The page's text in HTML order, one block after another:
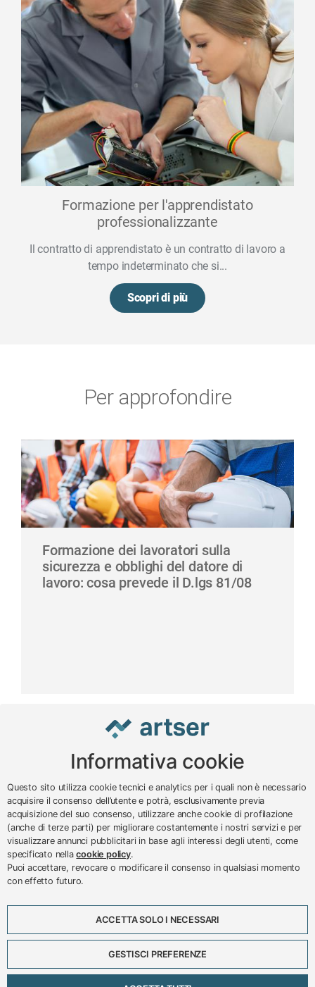
Formazione per l'apprendistato
professionalizzante
Il contratto di apprendistato è un contratto di lavoro a
tempo indeterminato che si...
Scopri di più
Per approfondire
Formazione dei lavoratori sulla
sicurezza e obblighi del datore di
lavoro: cosa prevede il D.lgs 81/08
© 2024 – 2026 - ARTSER SRL
ARTSER SRL - Viale Milano, 5 - Varese -
P.IVA 01878290129
Tel. 0332 256111 - Fax 0332 256200 -
VA-213777
Lavora con noi
Scadenzario
Eventi
Approfondimenti
Informativa cookie
Questo sito utilizza cookie tecnici e analytics per i quali non è necessario
acquisire il consenso dell’utente e potrà, esclusivamente previa
acquisizione del suo consenso, utilizzare anche cookie di profilazione
(anche di terze parti) per migliorare costantemente i nostri servizi e per
visualizzare annunci pubblicitari in base agli interessi degli utenti, come
specificato nellacookie policy.
Puoi accettare, revocare o modificare il consenso in qualsiasi momento
con effetto futuro.
ACCETTA SOLO I NECESSARI
GESTISCI PREFERENZE